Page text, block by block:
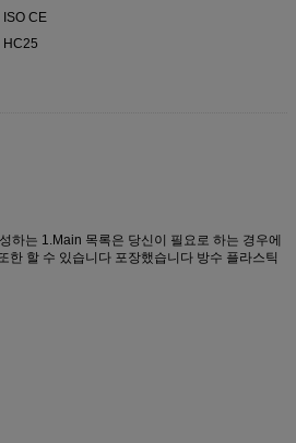
ISO CE
HC25
하는 1.Main 목록은 당신이 필요로 하는 경우에
한 할 수 있습니다 포장했습니다 방수 플라스틱